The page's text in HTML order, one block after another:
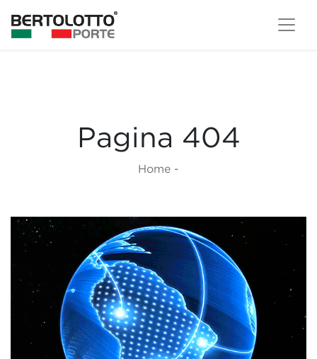
Pagina 404
Home -